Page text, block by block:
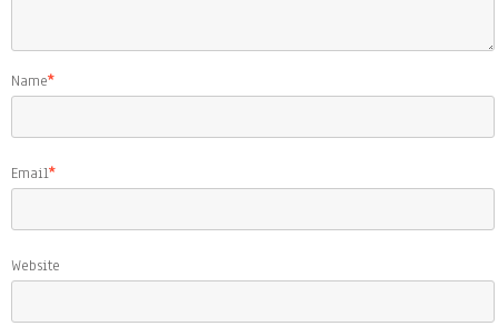
Name*
Email*
Website